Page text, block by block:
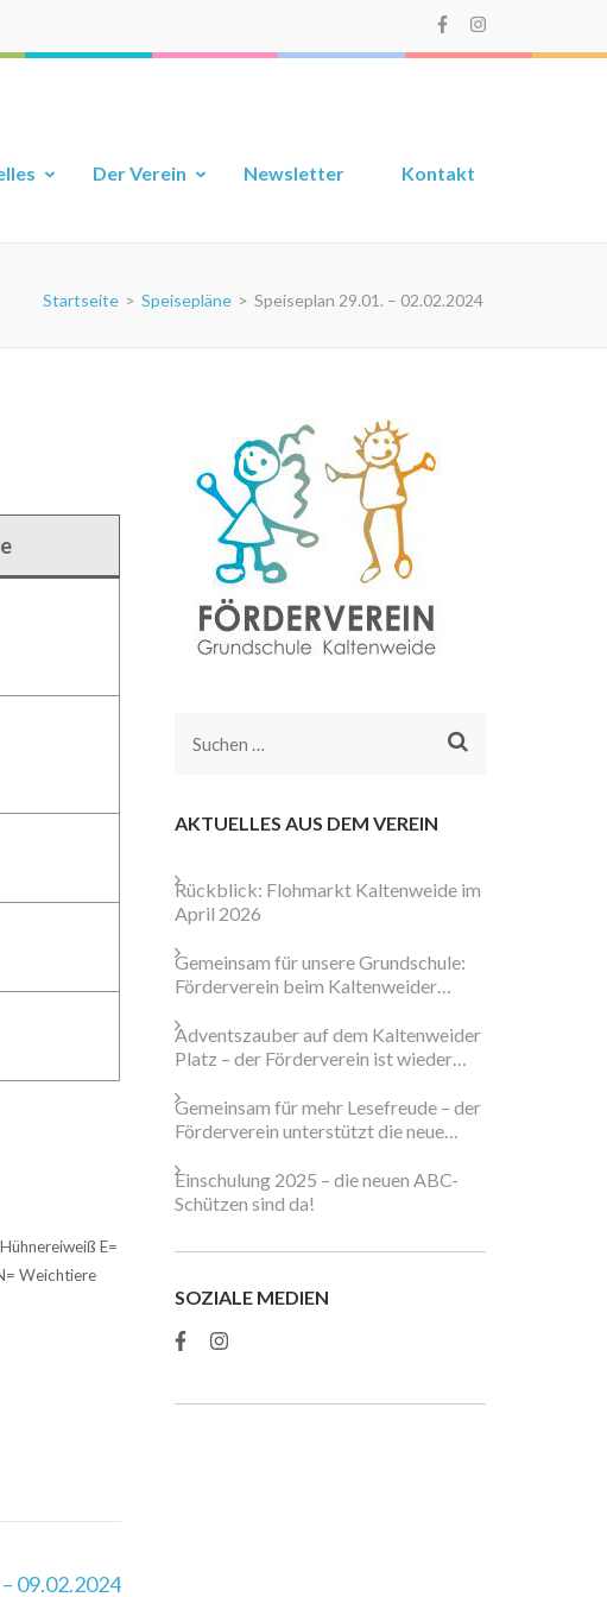
Der Verein Newsletter Kontakt
Startseite > Speisepläne > Speiseplan 29.01. – 02.02.2024
E=
Weichtiere
09.02.2024
Suchen
AKTUELLES AUS DEM VEREIN
Rückblick: Flohmarkt Kaltenweide im
April 2026
Gemeinsam für unsere Grundschule:
Förderverein beim Kaltenweider
Adventszauber auf dem Kaltenweider
Platz – der Förderverein ist wieder
Gemeinsam für mehr Lesefreude – der
Förderverein unterstützt die neue
Einschulung 2025 – die neuen ABC-
Schützen sind da!
SOZIALE MEDIEN